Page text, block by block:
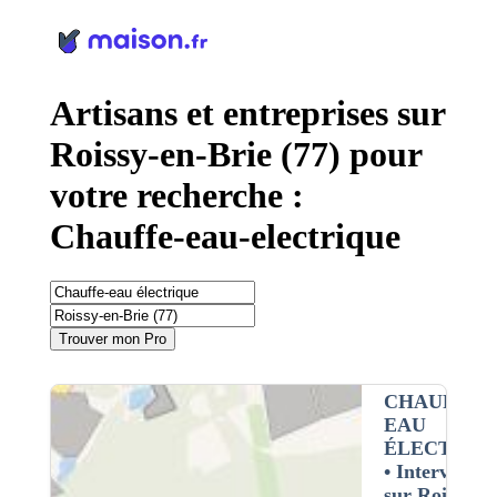
Artisans et entreprises sur
Roissy-en-Brie (77) pour
votre recherche :
Chauffe-eau-electrique
Trouver mon Pro
CHAUFFE-
EAU
•